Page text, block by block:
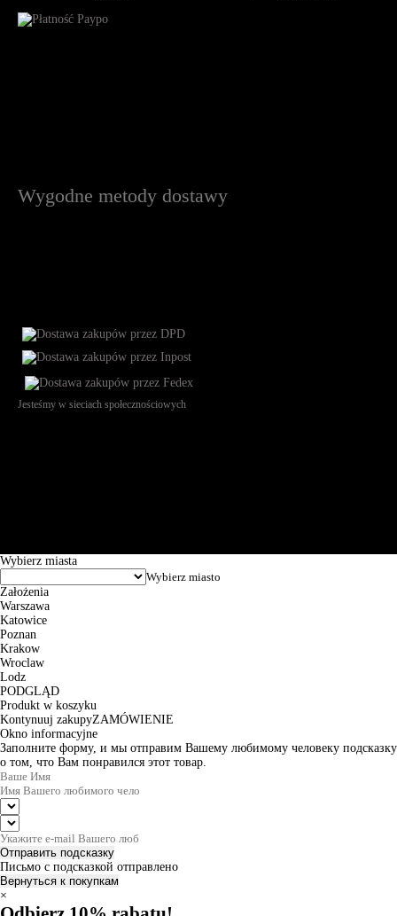
Wygodne metody dostawy
Jesteśmy w sieciach społecznościowych
Wybierz miasta
Założenia
Warszawa
Katowice
Poznan
Krakow
Wroclaw
Lodz
PODGLĄD
Produkt w koszyku
Kontynuuj zakupyZAMÓWIENIE
Okno informacyjne
Заполните форму, и мы отправим Вашему любимому человеку подсказку
о том, что Вам понравился этот товар.
Отправить подсказку
Письмо с подсказкой отправлено
Вернуться к покупкам
×